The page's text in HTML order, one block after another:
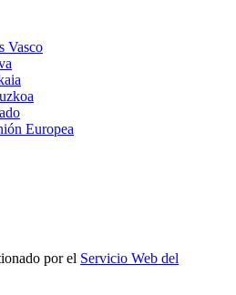
Vasco
Europea
por el Servicio Web del